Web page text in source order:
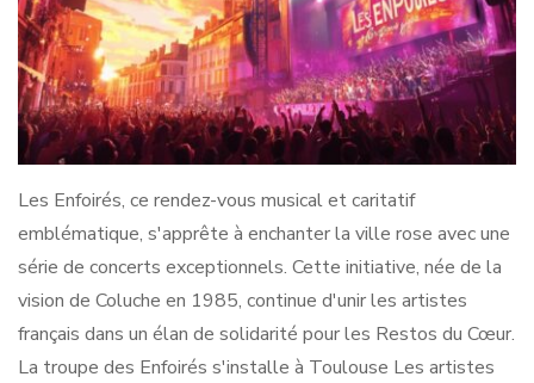
Les Enfoirés, ce rendez-vous musical et caritatif
emblématique, s'apprête à enchanter la ville rose avec une
série de concerts exceptionnels. Cette initiative, née de la
vision de Coluche en 1985, continue d'unir les artistes
français dans un élan de solidarité pour les Restos du Cœur.
La troupe des Enfoirés s'installe à Toulouse Les artistes